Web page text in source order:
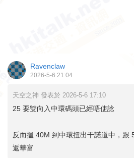
Ravenclaw
2026-5-6 21:04
天空之神 發表於 2026-5-6 17:10
25 要雙向入中環碼頭已經唔使諗
反而搵 40M 到中環扭出干諾道中，跟
返華富